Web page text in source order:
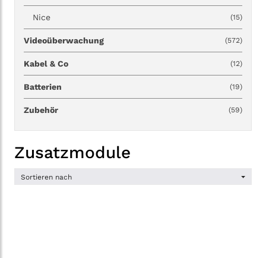
Nice (15)
Videoüberwachung (572)
Kabel & Co (12)
Batterien (19)
Zubehör (59)
Zusatzmodule
Sortieren nach